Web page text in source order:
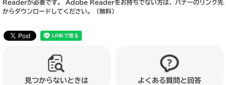
Readerが必要です。
Adobe Readerをお持ちでない方は、バナーのリンク先
からダウンロードしてください。（無料）
見つからないときは よくある質問と回答